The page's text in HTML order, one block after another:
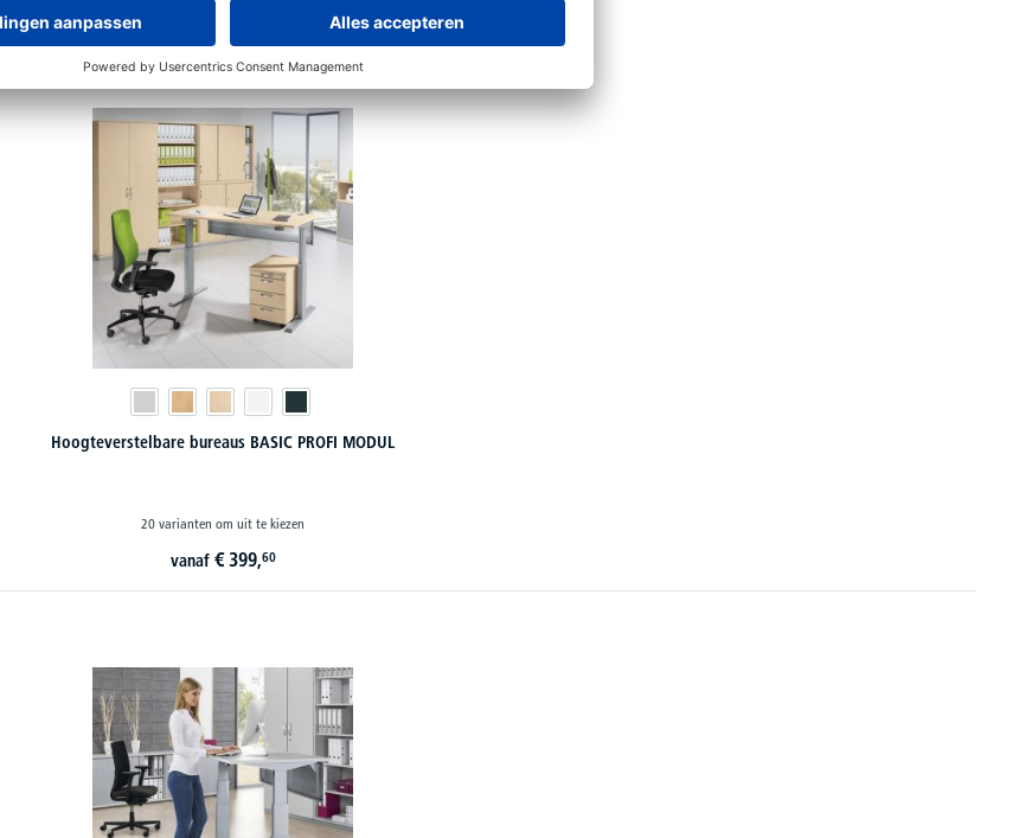
Vervolledig uw PROFI MODUL bureau
Hoogteverstelbare bureaus BASIC PROFI MODUL
20 varianten om uit te kiezen
vanaf € 399,60